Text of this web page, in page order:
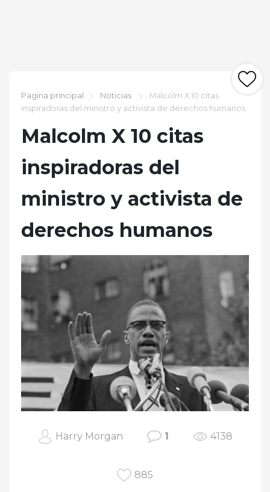
Pagina principal Noticias
Malcolm X 10 citas
inspiradoras del ministro y activista de derechos humanos
Malcolm X 10 citas
inspiradoras del
ministro y activista de
derechos humanos
Harry Morgan 1 4138
885